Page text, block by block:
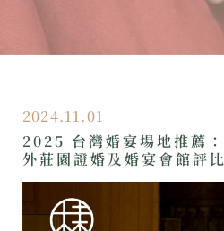
2024.11.01
2025 台灣婚宴場地推薦
外莊園證婚及婚宴會館評比